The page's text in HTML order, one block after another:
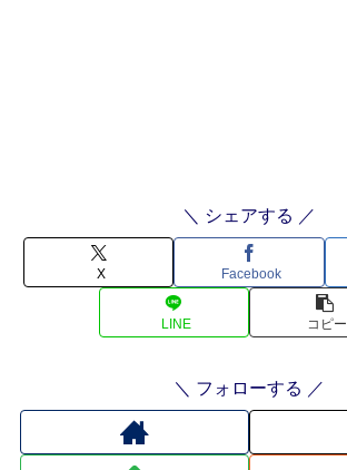
＼ シェアする ／
X Facebook
LINE コピー
＼ フォローする ／